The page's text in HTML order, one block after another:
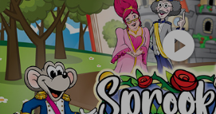
play_circle